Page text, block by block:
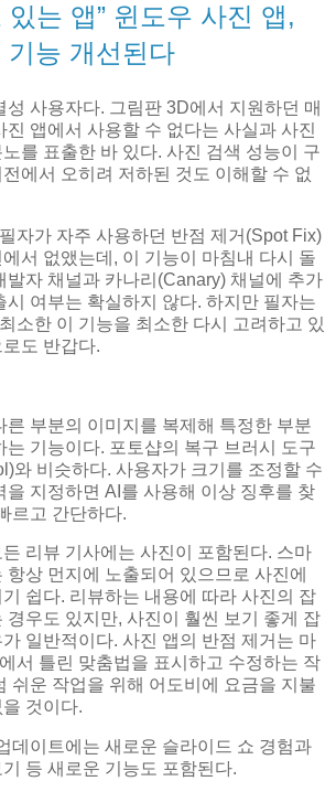
있는 앱” 윈도우 사진 앱,
기능 개선된다
성 사용자다. 그림판 3D에서 지원하던 매
진 앱에서 사용할 수 없다는 사실과 사진
를 표출한 바 있다. 사진 검색 성능이 구
에서 오히려 저하된 것도 이해할 수 없
자가 자주 사용하던 반점 제거(Spot Fix)
서 없앴는데, 이 기능이 마침내 다시 돌
발자 채널과 카나리(Canary) 채널에 추가
시 여부는 확실하지 않다. 하지만 필자는
소한 이 기능을 최소한 다시 고려하고 있
도 반갑다.
른 부분의 이미지를 복제해 특정한 부분
는 기능이다. 포토샵의 복구 브러시 도구
와 비슷하다. 사용자가 크기를 조정할 수
을 지정하면 AI를 사용해 이상 징후를 찾
르고 간단하다.
리뷰 기사에는 사진이 포함된다. 스마
항상 먼지에 노출되어 있으므로 사진에
쉽다. 리뷰하는 내용에 따라 사진의 잡
경우도 있지만, 사진이 훨씬 보기 좋게 잡
일반적이다. 사진 앱의 반점 제거는 마
서 틀린 맞춤법을 표시하고 수정하는 작
쉬운 작업을 위해 어도비에 요금을 지불
것이다.
데이트에는 새로운 슬라이드 쇼 경험과
등 새로운 기능도 포함된다.